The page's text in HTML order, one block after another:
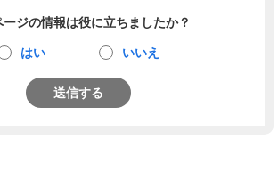
ージの情報は役に立ちましたか？
はい いいえ
送信する